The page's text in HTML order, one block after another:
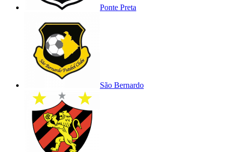
Ponte Preta
São Bernardo